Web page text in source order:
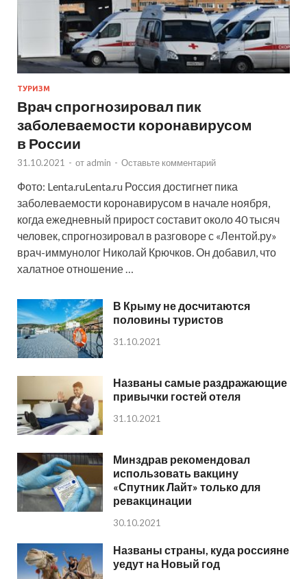
ТУРИЗМ
Врач спрогнозировал пик
заболеваемости коронавирусом
в России
31.10.2021 - от admin - Оставьте комментарий
Фото: Lenta.ruLenta.ru Россия достигнет пика
заболеваемости коронавирусом в начале ноября,
когда ежедневный прирост составит около 40 тысяч
человек, спрогнозировал в разговоре с «Лентой.ру»
врач-иммунолог Николай Крючков. Он добавил, что
халатное отношение …
В Крыму не досчитаются
половины туристов
31.10.2021
Названы самые раздражающие
привычки гостей отеля
31.10.2021
Минздрав рекомендовал
использовать вакцину
«Спутник Лайт» только для
ревакцинации
30.10.2021
Названы страны, куда россияне
уедут на Новый год